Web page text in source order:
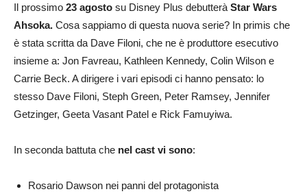
Il prossimo 23 agosto su Disney Plus debutterà Star Wars
Ahsoka. Cosa sappiamo di questa nuova serie? In primis che
è stata scritta da Dave Filoni, che ne è produttore esecutivo
insieme a: Jon Favreau, Kathleen Kennedy, Colin Wilson e
Carrie Beck. A dirigere i vari episodi ci hanno pensato: lo
stesso Dave Filoni, Steph Green, Peter Ramsey, Jennifer
Getzinger, Geeta Vasant Patel e Rick Famuyiwa.
In seconda battuta che nel cast vi sono:
Rosario Dawson nei panni del protagonista